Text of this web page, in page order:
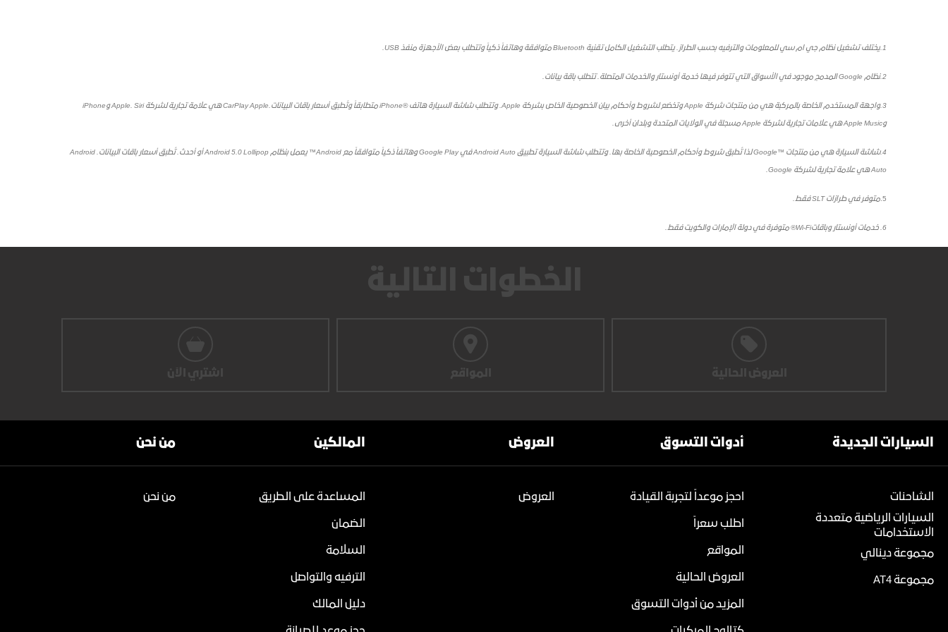
1.يختلف تشغيل نظام جي ام سي للمعلومات والترفيه بحسب الطراز. يتطلب التشغيل الكامل تقنية Bluetooth متوافقة وهاتفاً ذكياً وتتطلب بعض الأجهزة منفذ USB.
2.نظام Google المدمج موجود في الأسواق التي تتوفر فيها خدمة أونستار والخدمات المتصلة. تتطلب باقة بيانات.
3. واجهة المستخدم الخاصة بالمركبة هي من منتجات شركة Apple وتخضع
لشروط وأحكام بيان الخصوصية الخاص بشركة Apple. وتتطلب شاشة السيارة هاتف ®iPhone متطابقاً وتُطبق أسعار باقات البيانات.CarPlay Apple هي علامة تجارية لشركة Apple. Siri وiPhone
وApple Music هي علامات تجارية لشركة Apple مسجلة في الولايات المتحدة وبلدان أخرى.
4.
شاشة السيارة هي من منتجات ™Google لذا تُطبق شروط وأحكام الخصوصية الخاصة بها. وتتطلب شاشة السيارة تطبيق Android Auto في Google Play وهاتفاً ذكياً متوافقاً مع Android™ يعمل بنظام Android 5.0 Lollipop أو أحدث. تُطبق أسعار باقات البيانات. Android
Auto هي علامة تجارية لشركة Google.
5. متوفر في طرازاتSLT فقط.
6. خدمات أونستار وباقاتWi-Fi® متوفرة في دولة الإمارات والكويت فقط.
الخطوات التالية
العروض الحالية المواقع
السيارات الجديدة
الشاحنات
السيارات الرياضية متعددة
الاستخدامات
مجموعة دينالي
مجموعة AT4
أدوات التسوق
احجز موعداً لتجربة القيادة
اطلب سعراً
المواقع
العروض الحالية
المزيد من أدوات التسوق
العروض
العروض
المالكين
المساعدة على الطريق
الضمان
السلامة
الترفيه والتواصل
دليل المالك
من نحن
من نحن